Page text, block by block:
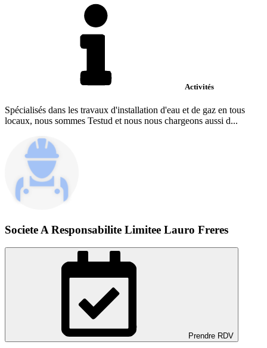
Activités
Spécialisés dans les travaux d'installation d'eau et de gaz en tous
locaux, nous sommes Testud et nous nous chargeons aussi d...
Societe A Responsabilite Limitee Lauro Freres
Prendre RDV